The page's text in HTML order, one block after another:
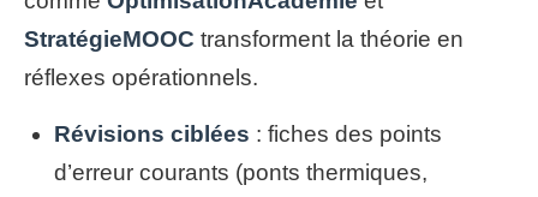
StratégieMOOC transforment la théorie en
réflexes opérationnels.
Révisions ciblées : fiches des points
d’erreur courants (ponts thermiques,